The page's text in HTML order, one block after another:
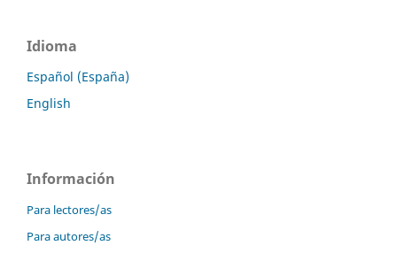
Idioma
Español (España)
English
Información
Para lectores/as
Para autores/as